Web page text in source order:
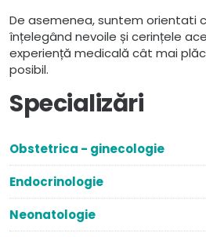
De asemenea, suntem orientati
înțelegând nevoile și cerințele
experiență medicală cât mai
posibil.
Specializări
Obstetrica - ginecologie
Endocrinologie
Neonatologie